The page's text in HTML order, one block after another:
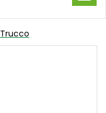
Trucco